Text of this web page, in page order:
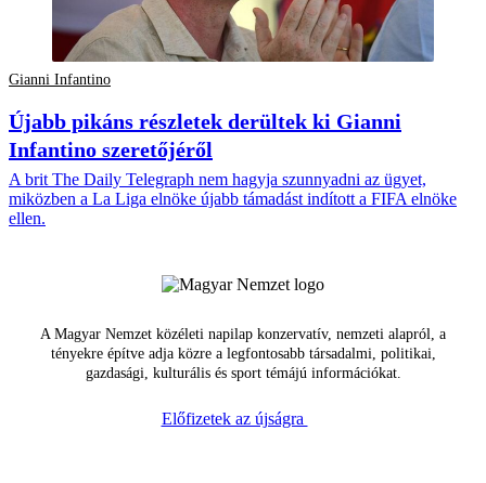
Gianni Infantino
Újabb pikáns részletek derültek ki Gianni
Infantino szeretőjéről
A brit The Daily Telegraph nem hagyja szunnyadni az ügyet,
miközben a La Liga elnöke újabb támadást indított a FIFA elnöke
ellen.
A Magyar Nemzet közéleti napilap konzervatív, nemzeti alapról, a
tényekre építve adja közre a legfontosabb társadalmi, politikai,
gazdasági, kulturális és sport témájú információkat.
Előfizetek az újságra